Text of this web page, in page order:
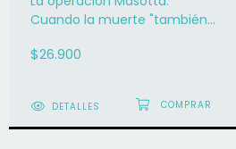
Cuando la muerte "también"
$26.900
DETALLES